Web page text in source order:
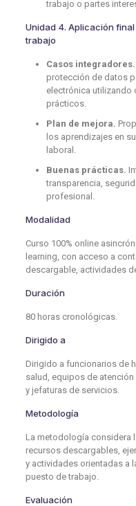
trabajo o partes
Unidad 4. Aplicación
trabajo
Casos integradores.
protección de datos
electrónica utilizando
prácticos.
Plan de mejora.
los aprendizajes en
laboral.
Buenas prácticas.
transparencia,
profesional.
Modalidad
Curso 100% online
learning, con acceso a
descargable, actividades
Duración
80 horas cronológicas.
Dirigido a
Dirigido a funcionarios de
salud, equipos de
y jefaturas de servicios.
Metodología
La metodología considera
recursos descargables,
y actividades orientadas a
puesto de trabajo.
Evaluación